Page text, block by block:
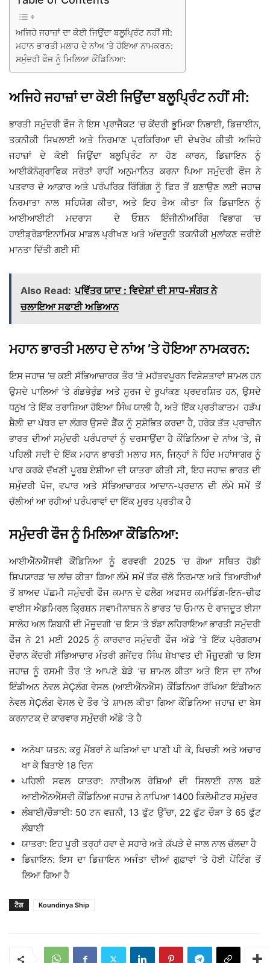
ਅਜਿਹੇ ਜਹਾਜ਼ਾਂ ਦਾ ਕੋਈ ਜਿਉਂਦਾ ਬਲੂਪ੍ਰਿੰਟ ਨਹੀਂ ਸੀ:
ਮਹਾਨ ਭਾਰਤੀ ਮਲਾਹ ਦੇ ਨਾਂਅ ’ਤੇ ਹੋਇਆ ਨਾਮਕਰਨ:
ਸਮੁੰਦਰੀ ਫੌਜ ਨੂੰ ਮਿਲਿਆ ਕੌਂਡਿਨਿਆ:
ਅਜਿਹੇ ਜਹਾਜ਼ਾਂ ਦਾ ਕੋਈ ਜਿਉਂਦਾ ਬਲੂਪ੍ਰਿੰਟ ਨਹੀਂ ਸੀ:
ਭਾਰਤੀ ਸਮੁੰਦਰੀ ਫੌਜ ਨੇ ਇਸ ਪ੍ਰਾਜੈਕਟ ’ਚ ਕੇਂਦਰੀ ਭੂਮਿਕਾ ਨਿਭਾਈ, ਡਿਜ਼ਾਈਨ,
ਤਕਨੀਕੀ ਸਿਖਲਾਈ ਅਤੇ ਨਿਰਮਾਣ ਪ੍ਰਕਿਰਿਆ ਦੀ ਦੇਖਰੇਖ ਕੀਤੀ ਅਜਿਹੇ
ਜਹਾਜ਼ਾਂ ਦੇ ਕੋਈ ਜਿਉਂਦਾ ਬਲੂਪ੍ਰਿੰਟ ਨਾ ਹੋਣ ਕਾਰਨ, ਡਿਜ਼ਾਇਨ ਨੂੰ
ਆਈਕੋਨੋਗ੍ਰਾਫਿਕ ਸਰੋਤਾਂ ਰਾਹੀਂ ਅਨੁਮਾਨਿਤ ਕਰਨਾ ਪਿਆ ਸਮੁੰਦਰੀ ਫੌਜ ਨੇ
ਪਤਵਾਰ ਦੇ ਆਕਾਰ ਅਤੇ ਪਰੰਪਰਿਕ ਰਿੰਗਿੰਗ ਨੂੰ ਫਿਰ ਤੋਂ ਬਣਾਉਣ ਲਈ ਜਹਾਜ਼
ਨਿਰਮਾਤਾ ਨਾਲ ਸਹਿਯੋਗ ਕੀਤਾ, ਅਤੇ ਇਹ ਤੈਅ ਕੀਤਾ ਕਿ ਡਿਜ਼ਾਇਨ ਨੂੰ
ਆਈਆਈਟੀ ਮਦਰਾਸ ਦੇ ਓਸ਼ਨ ਇੰਜੀਨੀਅਰਿੰਗ ਵਿਭਾਗ ’ਚ
ਹਾਈਡ੍ਰੋਡਾਇਨਾਮਿਕ ਮਾਡਲ ਪ੍ਰੀਖਣ ਅਤੇ ਅੰਦਰੂਨੀ ਤਕਨੀਕੀ ਮੁਲਾਂਕਣ ਜ਼ਰੀਏ
ਮਾਨਤਾ ਦਿੱਤੀ ਗਈ ਸੀ
Also Read: ਪਵਿੱਤਰ ਯਾਦ : ਵਿਦੇਸ਼ਾਂ ਦੀ ਸਾਧ-ਸੰਗਤ ਨੇ
ਚਲਾਇਆ ਸਫਾਈ ਅਭਿਆਨ
ਮਹਾਨ ਭਾਰਤੀ ਮਲਾਹ ਦੇ ਨਾਂਅ ’ਤੇ ਹੋਇਆ ਨਾਮਕਰਨ:
ਇਸ ਜਹਾਜ਼ ’ਚ ਕਈ ਸੱਭਿਆਚਾਰਕ ਤੌਰ ’ਤੇ ਮਹੱਤਵਪੂਰਨ ਵਿਸ਼ੇਸ਼ਤਾਵਾਂ ਸ਼ਾਮਲ ਹਨ
ਉਸਦੇ ਪਾਲਿਆਂ ’ਤੇ ਗੰਡਭੇਰੁੰਡ ਅਤੇ ਸੂਰਜ ਦੇ ਰੂਪਾਂਕਣ ਪ੍ਰਦਰਸ਼ਿਤ ਹਨ, ਉਸਦੇ
ਧਨੁਖ ’ਤੇ ਇੱਕ ਤਰਾਸ਼ਿਆ ਹੋਇਆ ਸਿੰਘ ਯਾਲੀ ਹੈ, ਅਤੇ ਇੱਕ ਪ੍ਰਤੀਕਾਤਮ ਹੜੱਪ
ਸ਼ੈਲੀ ਦਾ ਪੱਥਰ ਦਾ ਲੰਗਰ ਉਸਦੇ ਡੈੱਕ ਨੂੰ ਸੁਸ਼ੋਭਿਤ ਕਰਦਾ ਹੈ, ਹਰੇਕ ਤੱਤ ਪ੍ਰਾਚੀਨ
ਭਾਰਤ ਦੀਆਂ ਸਮੁੰਦਰੀ ਪਰੰਪਰਾਵਾਂ ਨੂੰ ਦਰਸਾਉਂਦਾ ਹੈ ਕੌਂਡਿਨਿਆ ਦੇ ਨਾਂਅ ’ਤੇ, ਜੋ
ਪਹਿਲੀ ਸਦੀ ਦੇ ਇੱਕ ਮਹਾਨ ਭਾਰਤੀ ਮਲਾਹ ਸਨ, ਜਿਨ੍ਹਾਂ ਨੇ ਹਿੰਦ ਮਹਾਂਸਾਗਰ ਨੂੰ
ਪਾਰ ਕਰਕੇ ਦੱਖਣੀ ਪੂਰਬ ਏਸ਼ੀਆ ਦੀ ਯਾਤਰਾ ਕੀਤੀ ਸੀ, ਇਹ ਜਹਾਜ਼ ਭਾਰਤ ਦੀ
ਸਮੁੰਦਰੀ ਖੋਜ, ਵਪਾਰ ਅਤੇ ਸੱਭਿਆਚਾਰਕ ਆਦਾਨ-ਪ੍ਰਦਾਨ ਦੀ ਲੰਮੇ ਸਮੇਂ ਤੋਂ
ਚੱਲੀਆਂ ਆ ਰਹੀਆਂ ਪਰੰਪਰਾਵਾਂ ਦਾ ਇੱਕ ਮੂਰਤ ਪ੍ਰਤੀਕ ਹੈ
ਸਮੁੰਦਰੀ ਫੌਜ ਨੂੰ ਮਿਲਿਆ ਕੌਂਡਿਨਿਆ:
ਆਈਐੱਨਐੱਸਵੀ ਕੌਂਡਿਨਿਆ ਨੂੰ ਫਰਵਰੀ 2025 ’ਚ ਗੋਆ ਸਥਿਤ ਹੋਡੀ
ਸ਼ਿਪਯਾਰਡ ’ਚ ਲਾਂਚ ਕੀਤਾ ਗਿਆ ਲੰਮੇ ਸਮੇਂ ਤੱਕ ਚੱਲੇ ਨਿਰਮਾਣ ਅਤੇ ਤਿਆਰੀਆਂ
ਤੋਂ ਬਾਅਦ ਪੱਛਮੀ ਸਮੁੰਦਰੀ ਫੌਜ ਕਮਾਨ ਦੇ ਫਲੈਗ ਅਫਸਰ ਕਮਾਂਡਿੰਗ-ਇਨ-ਚੀਫ
ਵਾਈਸ ਐਡਮਿਰਲ ਕ੍ਰਿਸ਼ਨ ਸਵਾਮੀਨਾਥਨ ਨੇ ਭਾਰਤ ’ਚ ਓਮਾਨ ਦੇ ਰਾਜਦੂਤ ਈਸਾ
ਸਾਲੇਹ ਅਲ ਸ਼ਿਬਨੀ ਦੀ ਮੌਜ਼ੂਦਗੀ ’ਚ ਇਸ ’ਤੇ ਝੰਡਾ ਲਹਿਰਾਇਆ ਭਾਰਤੀ ਸਮੁੰਦਰੀ
ਫੌਜ ਨੇ 21 ਮਈ 2025 ਨੂੰ ਕਾਰਵਾਰ ਸਮੁੰਦਰੀ ਫੌਜ ਅੱਡੇ ’ਤੇ ਇੱਕ ਪ੍ਰੋਗਰਾਮ
ਦੌਰਾਨ ਕੇਂਦਰੀ ਸੱਭਿਆਚਾਰ ਮੰਤਰੀ ਗਜੇਂਦਰ ਸਿੰਘ ਸ਼ੇਖਾਵਤ ਦੀ ਮੌਜ਼ੂਦਗੀ ’ਚ ਇਸ
ਜਹਾਜ਼ ਨੂੰ ਰਸਮੀ ਤੌਰ ’ਤੇ ਆਪਣੇ ਬੇੜੇ ’ਚ ਸ਼ਾਮਲ ਕੀਤਾ ਅਤੇ ਇਸ ਦਾ ਨਾਂਅ
ਇੰਡੀਅਨ ਨੇਵਲ ਸੇÇਲੰਗ ਵੇਸਲ (ਆਈਐੱਨਐੱਸ) ਕੌਂਡਿਨਿਆ ਰੱਖਿਆ ਇੰਡੀਅਨ
ਨੇਵਲ ਸੇÇਲੰਗ ਵੇਸਲ ਦੇ ਤੌਰ ’ਤੇ ਸ਼ਾਮਲ ਕੀਤਾ ਗਿਆ ਕੌਂਡਿਨਿਆ ਜਹਾਜ਼ ਦਾ ਬੇਸ
ਕਰਨਾਟਕ ਦੇ ਕਾਰਵਾਰ ਸਮੁੰਦਰੀ ਅੱਡੇ ’ਤੇ ਹੈ
ਅਨੋਖਾ ਯਤਨ: ਕਰੂ ਮੈਂਬਰਾਂ ਨੇ ਘੜਿਆਂ ਦਾ ਪਾਣੀ ਪੀ ਕੇ, ਖਿਚੜੀ ਅਤੇ ਅਚਾਰ
ਖਾ ਕੇ ਬਿਤਾਏ 18 ਦਿਨ
ਪਹਿਲੀ ਸਫਲ ਯਾਤਰਾ: ਨਾਰੀਅਲ ਰੇਸ਼ਿਆਂ ਦੀ ਸਿਲਾਈ ਨਾਲ ਬਣੇ
ਆਈਐੱਨਐੱਸਵੀ ਕੌਂਡਿਨਿਆ ਜਹਾਜ਼ ਨੇ ਨਾਪਿਆ 1400 ਕਿਲੋਮੀਟਰ ਸਮੁੰਦਰ
ਲੰਬਾਈ/ਚੌੜਾਈ: 50 ਟਨ ਵਜ਼ਨੀ, 13 ਫੁੱਟ ਉੱਚਾ, 22 ਫੁੱਟ ਚੌੜਾ ਤੇ 65 ਫੁੱਟ
ਲੰਬਾਈ
ਯਾਤਰਾ: ਇਹ ਪੂਰੀ ਤਰ੍ਹਾਂ ਹਵਾ ਦੇ ਸਹਾਰੇ ਅਤੇ ਕੱਪੜੇ ਦੇ ਜਾਲ ਨਾਲ ਚੱਲਦਾ ਹੈ
ਡਿਜ਼ਾਇਨ: ਇਸ ਦਾ ਡਿਜ਼ਾਇਨ ਅਜੰਤਾ ਦੀਆਂ ਗੁਫ਼ਾਵਾਂ ’ਤੇ ਹੋਈ ਪੇਂਟਿੰਗ ਤੋਂ
ਲਿਆ ਗਿਆ ਹੈ
ਟੈਗ Koundinya Ship